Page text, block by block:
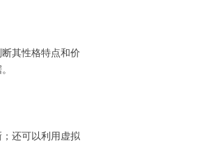
其性格特点和价
。
还可以利用虚拟